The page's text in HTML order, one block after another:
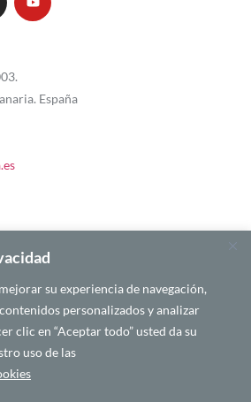
su experiencia de navegación,
personalizados y analizar
clic en “Aceptar todo” usted da su
uso de las
España